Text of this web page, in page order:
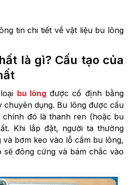
tin chi tiết về vật liệu bu lông
là gì? Cấu tạo của
bu lôngđược cố định bằng
chuyên dụng. Bu lông được cấu
chính đó là thanh ren (hoặc bu
Khi lắp đặt, người ta thường
bơm keo vào lỗ cắm bu lông,
sẽ đông cứng và bám chắc vào